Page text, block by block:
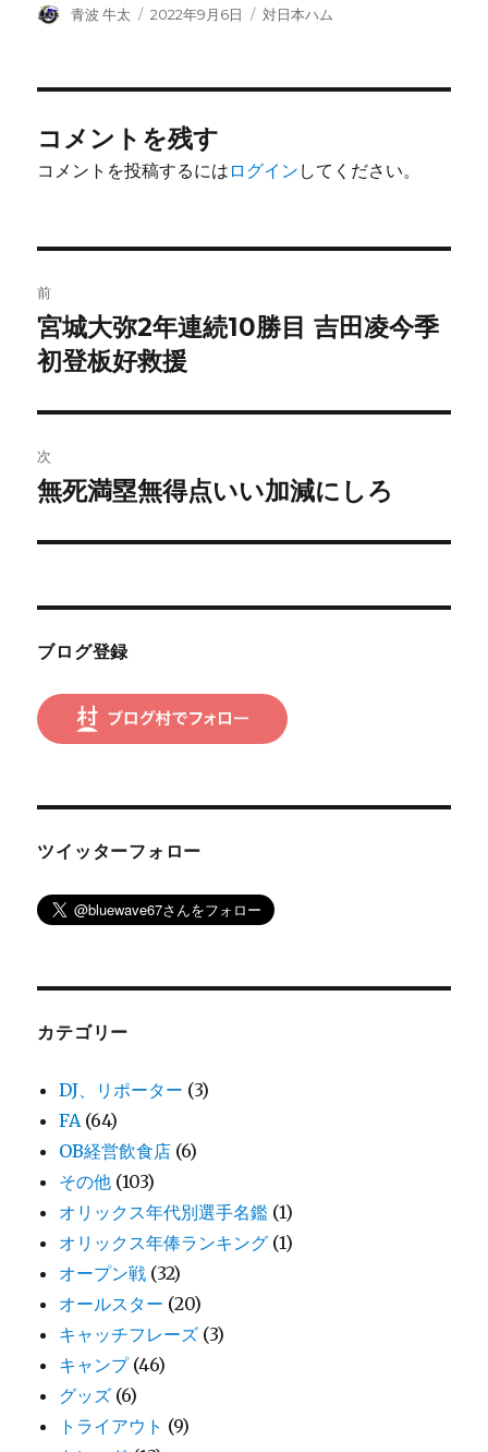
投
青波 牛太
投
2022年9月6日
カ
対日本ハム
コメントを残す
コメントを投稿するには ログイン してください。
稿
ナ
ビ
ゲ
ー
シ
ン
前
前
の
稿:
宮城大弥2年連続10勝目 吉田凌今季
初登板好救援
次
次
投
無死満塁無得点いい加減にしろ
ブログ登録
ツイッターフォロー
カテゴリー
DJ、リポーター (3)
FA(64)
OB経営飲食店 (6)
その他 (103)
オリックス年代別選手名鑑 (1)
オリックス年俸ランキング (1)
オープン戦 (32)
オールスター (20)
キャッチフレーズ (3)
キャンプ(46)
グッズ (6)
トライアウト (9)